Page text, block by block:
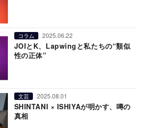
コラム 2025.06.22
JOIとK、Lapwingと私たちの“類似
性の正体”
文芸 2025.08.01
SHINTANI × ISHIYAが明かす、噂の
真相